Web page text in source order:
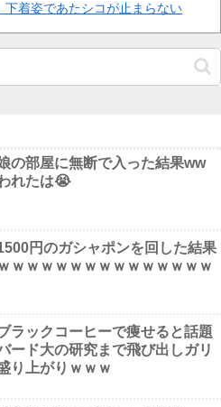
下着姿であたシコが止まらない
め寄る！！！！！！！！！！！！他
さん他
シーンがYouTubeで見れると話題に
細な宇佐美他
たいｗｗｗ
打点 OPS.649 ←新人王の可能性ま
がっつりマンスジ写しててエ□すぎ
の部屋に無断で入った結果ww
れたは😭
円のガシャポンを回した結果
ｗｗｗｗｗｗｗｗｗｗｗｗｗｗ
ラックコーヒーで痩せると話題
ード大の研究まで飛び出しガリ
り上がりｗｗｗ